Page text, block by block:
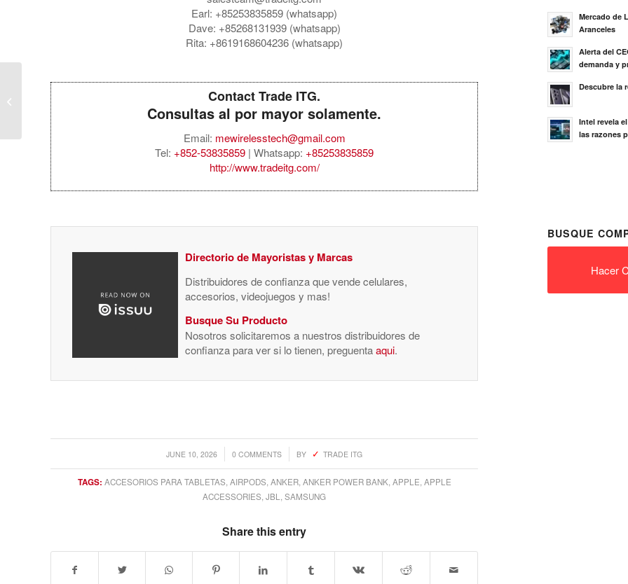
Earl: +85253835859 (whatsapp)
Dave: +85268131939 (whatsapp)
Rita: +8619168604236 (whatsapp)
Contact Trade ITG.
Consultas al por mayor solamente.
Email: mewirelesstech@gmail.com
Tel: +852-53835859 | Whatsapp: +85253835859
http://www.tradeitg.com/
Directorio de Mayoristas y Marcas
Distribuidores de confianza que vende celulares,
accesorios, videojuegos y mas!
Busque Su Producto
Nosotros solicitaremos a nuestros distribuidores de
confianza para ver si lo tienen, preguentaaqui.
JUNE 10, 2026
/ 0 COMMENTS
/ BY TRADE ITG
TAGS: ACCESORIOS PARA TABLETAS AIRPODS ANKER, ANKER POWER BANK, APPLE APPLE
ACCESSORIES JBL SAMSUNG
Share this entry
Mercado de
Aranceles
Alerta del
demanda y
Descubre la
Intel revela
las razones
BUSQUE
Hacer
Trade ITG: Thinkplus / Accesorios de
Celulares, Celulares, Grade A al por